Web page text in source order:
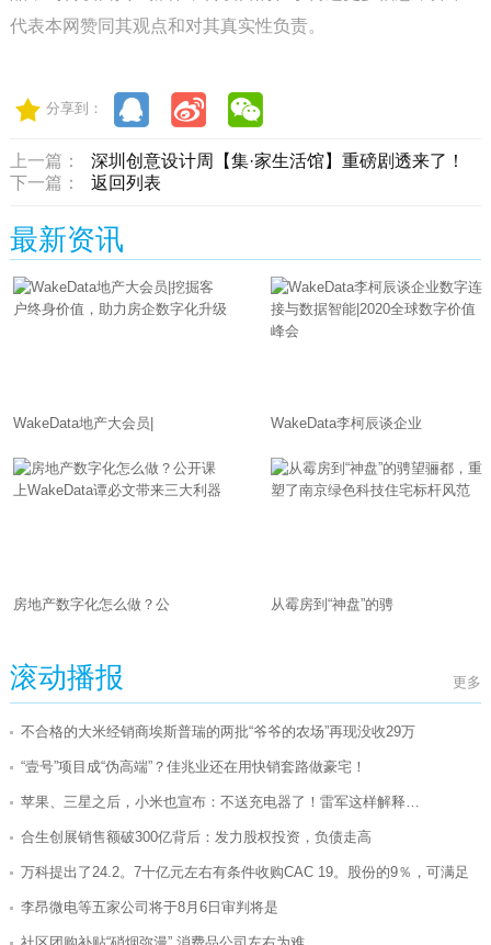
代表本网赞同其观点和对其真实性负责。
分享到：
上一篇：
深圳创意设计周【集·家生活馆】重磅剧透来了！
下一篇：
返回列表
最新资讯
WakeData地产大会员| WakeData李柯辰谈企业
房地产数字化怎么做？公 从霉房到“神盘”的骋
滚动播报 更多
不合格的大米经销商埃斯普瑞的两批“爷爷的农场”再现没收29万
“壹号”项目成“伪高端”？佳兆业还在用快销套路做豪宅！
苹果、三星之后，小米也宣布：不送充电器了！雷军这样解释…
合生创展销售额破300亿背后：发力股权投资，负债走高
万科提出了24.2。7十亿元左右有条件收购CAC 19。股份的9％，可满足
李昂微电等五家公司将于8月6日审判将是